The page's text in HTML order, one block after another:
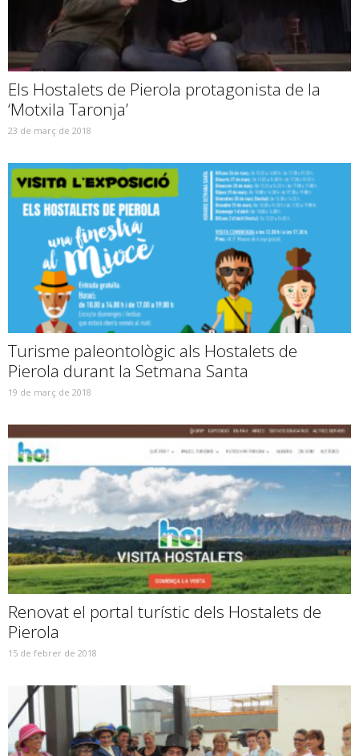
Els Hostalets de Pierola protagonista de la
‘Motxila Taronja’
23 de març de 2018
Turisme paleontològic als Hostalets de
Pierola durant la Setmana Santa
19 de març de 2018
Renovat el portal turístic dels Hostalets de
Pierola
15 de febrer de 2018